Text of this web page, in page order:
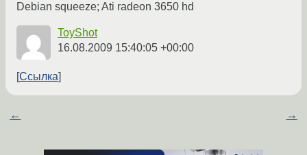
Debian squeeze; Ati radeon 3650 hd
ToyShot
16.08.2009 15:40:05 +00:00
Ссылка
← →